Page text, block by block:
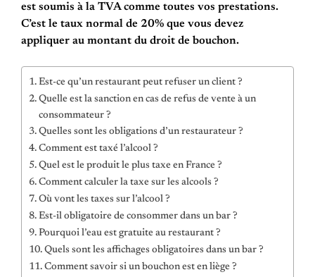
est soumis à la TVA comme toutes vos prestations.
C’est le taux normal de 20% que vous devez
appliquer au montant du droit de bouchon.
Est-ce qu’un restaurant peut refuser un client ?
Quelle est la sanction en cas de refus de vente à un
consommateur ?
Quelles sont les obligations d’un restaurateur ?
Comment est taxé l’alcool ?
Quel est le produit le plus taxe en France ?
Comment calculer la taxe sur les alcools ?
Où vont les taxes sur l’alcool ?
Est-il obligatoire de consommer dans un bar ?
Pourquoi l’eau est gratuite au restaurant ?
Quels sont les affichages obligatoires dans un bar ?
Comment savoir si un bouchon est en liège ?